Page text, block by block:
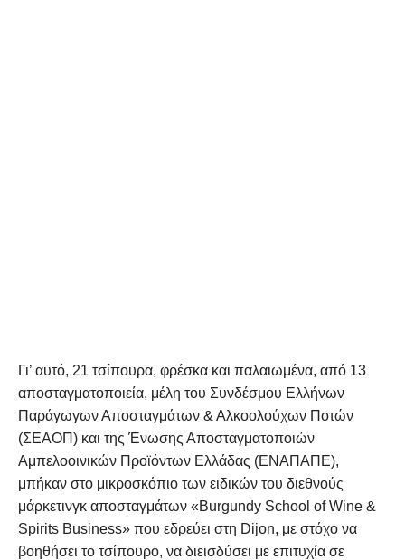
Γι’ αυτό, 21 τσίπουρα, φρέσκα και παλαιωμένα, από 13
αποσταγματοποιεία, μέλη του Συνδέσμου Ελλήνων
Παράγωγων Αποσταγμάτων & Αλκοολούχων Ποτών
(ΣΕΑΟΠ) και της Ένωσης Αποσταγματοποιών
Αμπελοοινικών Προϊόντων Ελλάδας (ΕΝΑΠΑΠΕ),
μπήκαν στο μικροσκόπιο των ειδικών του διεθνούς
μάρκετινγκ αποσταγμάτων «Burgundy School of Wine &
Spirits Business» που εδρεύει στη Dijon, με στόχο να
βοηθήσει το τσίπουρο, να διεισδύσει με επιτυχία σε